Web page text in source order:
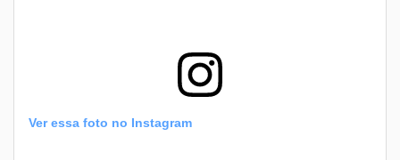
Ver essa foto no Instagram